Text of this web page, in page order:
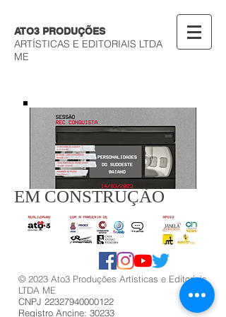
ATO3 PRODUÇÕES
ARTÍSTICAS E EDITORIAIS LTDA
ME
EM CONSTRUÇÃO
© 2023 Ato3 Produções Artísticas e Editoriais
LTDA ME
CNPJ 22327940000122
Registro Ancine: 30233